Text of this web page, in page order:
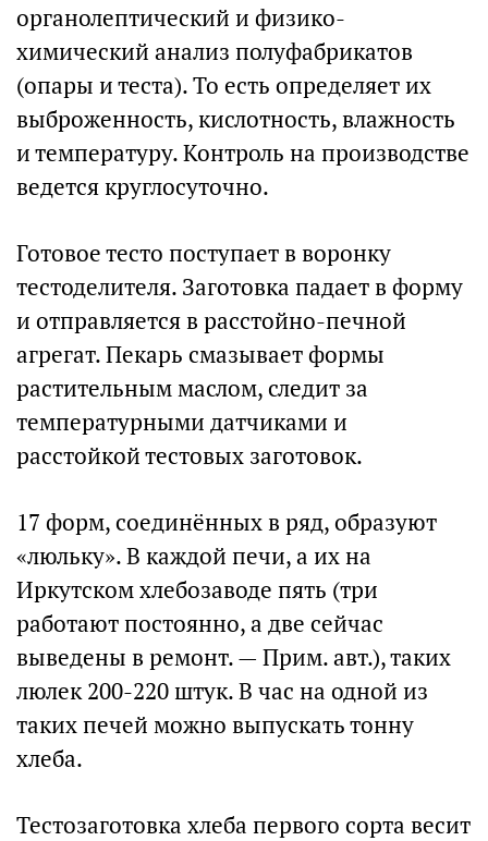
органолептический и физико-
химический анализ полуфабрикатов
(опары и теста). То есть определяет их
выброженность, кислотность, влажность
и температуру. Контроль на производстве
ведется круглосуточно.
Готовое тесто поступает в воронку
тестоделителя. Заготовка падает в форму
и отправляется в расстойно-печной
агрегат. Пекарь смазывает формы
растительным маслом, следит за
температурными датчиками и
расстойкой тестовых заготовок.
17 форм, соединённых в ряд, образуют
«люльку». В каждой печи, а их на
Иркутском хлебозаводе пять (три
работают постоянно, а две сейчас
выведены в ремонт. — Прим. авт.), таких
люлек 200-220 штук. В час на одной из
таких печей можно выпускать тонну
хлеба.
Тестозаготовка хлеба первого сорта весит